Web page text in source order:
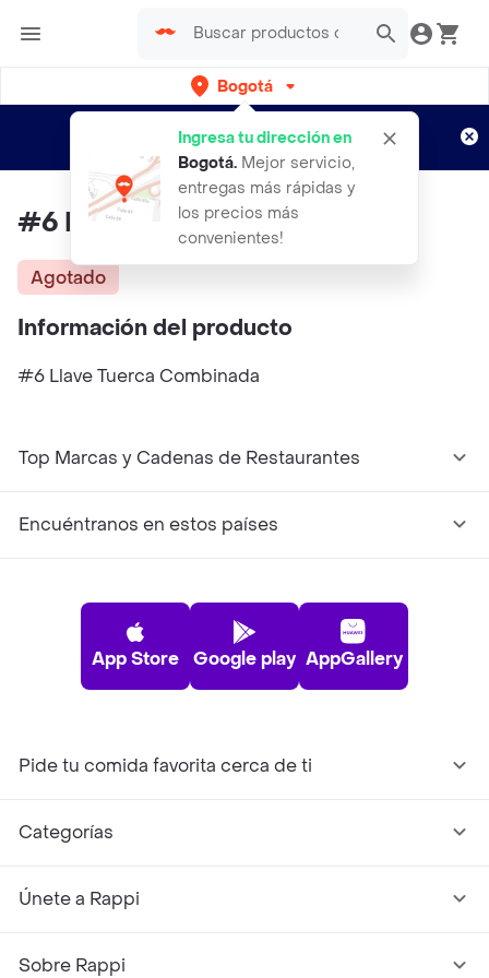
Bogotá
Ingresa tu dirección en
Bogotá. Mejor servicio,
entregas más rápidas y
los precios más
convenientes!
envíos gratis por semanas
Aplican TyC
#6 Llave Tuerca Combinada
Agotado
Información del producto
#6 Llave Tuerca Combinada
Top Marcas y Cadenas de Restaurantes
Encuéntranos en estos países
App Store Google play AppGallery
Pide tu comida favorita cerca de ti
Categorías
Únete a Rappi
Sobre Rappi